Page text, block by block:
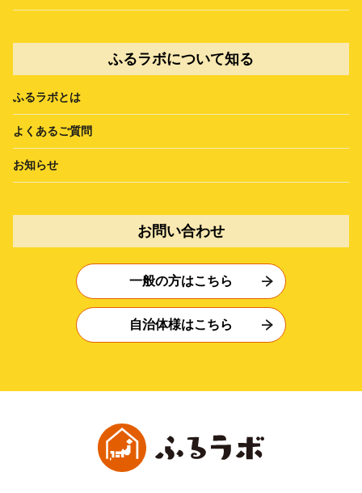
ふるラボについて知る
ふるラボとは
よくあるご質問
お知らせ
お問い合わせ
一般の方はこちら
自治体様はこちら